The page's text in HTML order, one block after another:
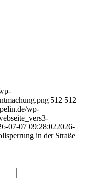
512 512
wp-
07-07 09:28:022026-
in der Straße